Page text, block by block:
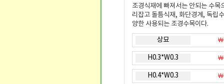
조경식재에 빠져서는 안되는 수목
리잡고 돌틈식재, 화단경계, 독립
양한 사용되는 조경수목이다.
상묘
H0.3*W0.3
H0.4*W0.3